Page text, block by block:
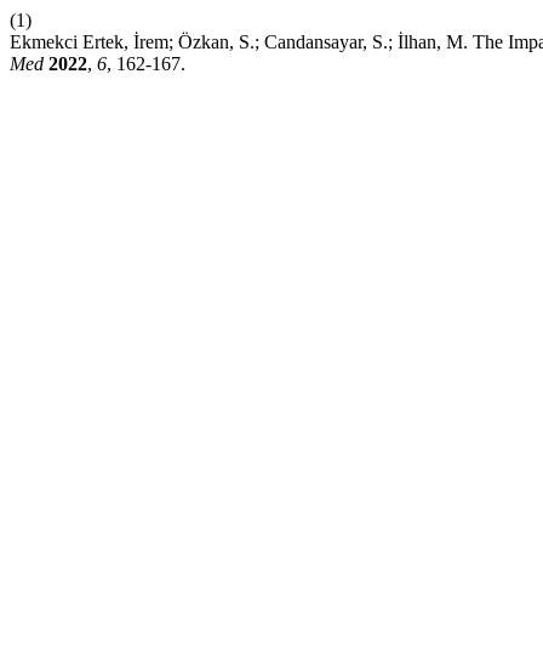
(1)
Ekmekci Ertek, İrem; Özkan, S.; Candansayar, S.; İlhan, M. The
Med 2022, 6, 162-167.